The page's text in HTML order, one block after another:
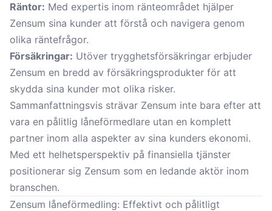
Räntor: Med expertis inom ränteområdet hjälper
Zensum sina kunder att förstå och navigera genom
olika räntefrågor.
Försäkringar: Utöver trygghetsförsäkringar erbjuder
Zensum en bredd av försäkringsprodukter för att
skydda sina kunder mot olika risker.
Sammanfattningsvis strävar Zensum inte bara efter att
vara en pålitlig låneförmedlare utan en komplett
partner inom alla aspekter av sina kunders ekonomi.
Med ett helhetsperspektiv på finansiella tjänster
positionerar sig Zensum som en ledande aktör inom
branschen.
Zensum låneförmedling: Effektivt och pålitligt